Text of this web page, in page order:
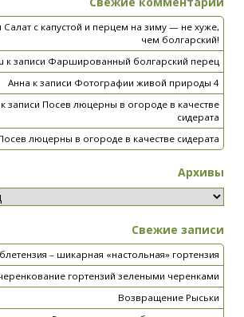
Салат с капустой и перцем на зиму — не хуже,
чем болгарский!
к записи Фаршированный болгарский перец
Анна к записи Фотографии живой природы 4
к записи Посев люцерны в огороде в качестве
сидерата
люцерны в огороде в качестве сидерата
Архивы
Свежие записи
– шикарная «настольная» гортензия
гортензий зелеными черенками
Возвращение Рыськи